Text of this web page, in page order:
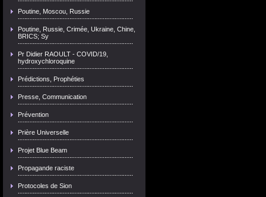
Poutine, Moscou, Russie
Poutine, Russie, Crimée, Ukraine, Chine,
BRICS; Sy
Pr Didier RAOULT - COVID/19,
hydroxychloroquine
Prédictions, Prophéties
Presse, Communication
Prévention
Prière Universelle
Projet Blue Beam
Propagande raciste
Protocoles de Sion